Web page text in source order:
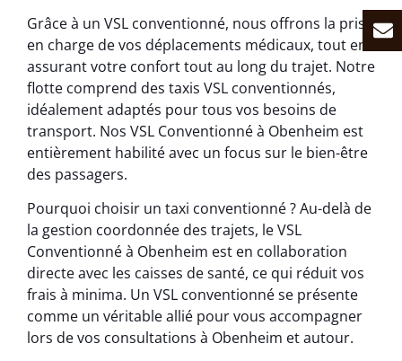
Grâce à un VSL conventionné, nous offrons la prise
en charge de vos déplacements médicaux, tout en
assurant votre confort tout au long du trajet. Notre
flotte comprend des taxis VSL conventionnés,
idéalement adaptés pour tous vos besoins de
transport. Nos VSL Conventionné à Obenheim est
entièrement habilité avec un focus sur le bien-être
des passagers.
Pourquoi choisir un taxi conventionné ? Au-delà de
la gestion coordonnée des trajets, le VSL
Conventionné à Obenheim est en collaboration
directe avec les caisses de santé, ce qui réduit vos
frais à minima. Un VSL conventionné se présente
comme un véritable allié pour vous accompagner
lors de vos consultations à Obenheim et autour.